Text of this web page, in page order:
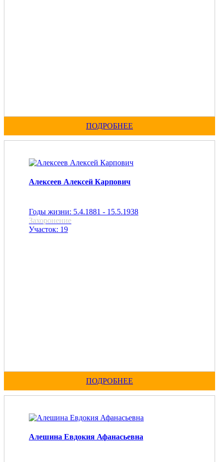
ПОДРОБНЕЕ
Алексеев Алексей Карпович
Годы жизни: 5.4.1881 - 15.5.1938
Захоронение
Участок: 19
ПОДРОБНЕЕ
Алешина Евдокия Афанасьевна